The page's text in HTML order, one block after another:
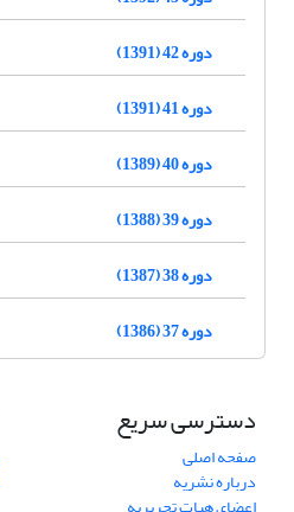
دوره 42 (1391)
دوره 41 (1391)
دوره 40 (1389)
دوره 39 (1388)
دوره 38 (1387)
دوره 37 (1386)
دسترسی سریع
صفحه اصلی
درباره نشریه